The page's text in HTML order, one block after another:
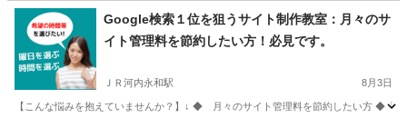
大阪 大阪市 プログラミング フリーランス
Google検索１位を狙うサイト制作教室：月々のサ
イト管理料を節約したい方！必見です。
ＪＲ河内永和駅 8月3日
【こんな悩みを抱えていませんか？】↓ ◆ 月々のサイト管理料を節約したい方 ◆「